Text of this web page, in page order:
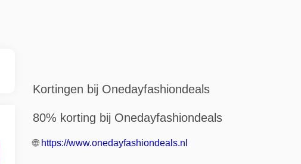
Kortingen bij Onedayfashiondeals
80% korting bij Onedayfashiondeals
🌐 https://www.onedayfashiondeals.nl